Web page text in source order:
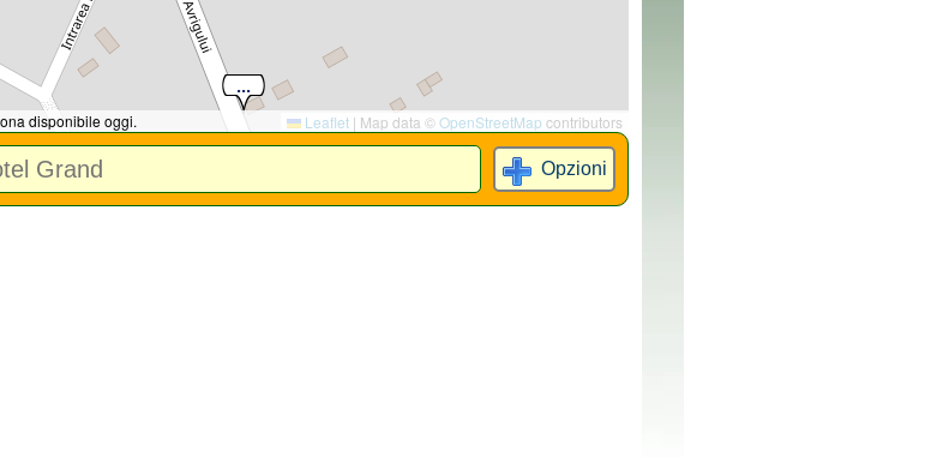
disponibile oggi. Leaflet | Map data ©OpenStreetMap contributors
Opzioni